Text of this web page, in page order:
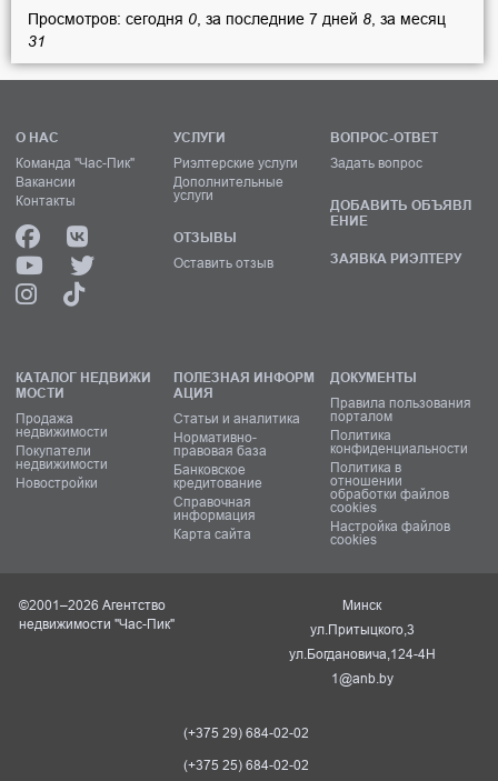
Просмотров: сегодня 0 , за последние 7 дней 8 , за месяц
31
О НАС
Команда "Час-Пик"
Вакансии
Контакты
УСЛУГИ
Риэлтерские услуги
Дополнительные
услуги
ОТЗЫВЫ
Оставить отзыв
ВОПРОС-ОТВЕТ
Задать вопрос
ДОБАВИТЬ ОБЪЯВЛ
ЕНИЕ
ЗАЯВКА РИЭЛТЕРУ
КАТАЛОГ НЕДВИЖИ
МОСТИ
Продажа
недвижимости
Покупатели
недвижимости
Новостройки
ПОЛЕЗНАЯ ИНФОРМ
АЦИЯ
Статьи и аналитика
Нормативно-
правовая база
Банковское
кредитование
Справочная
информация
Карта сайта
ДОКУМЕНТЫ
Правила пользования
порталом
Политика
конфиденциальности
Политика в
отношении
обработки файлов
cookies
Настройка файлов
cookies
©2001–2026 Агентство
недвижимости "Час-Пик"
Минск
ул.Притыцкого,3
ул.Богдановича,124-4Н
1@anb.by
(+375 29) 684-02-02
(+375 25) 684-02-02